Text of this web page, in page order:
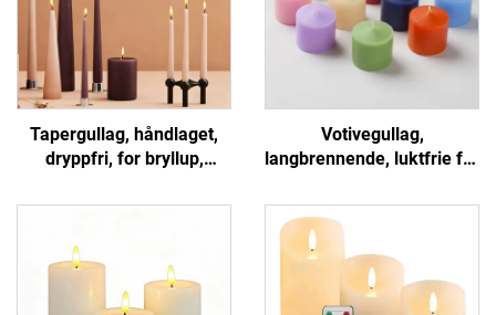
Tapergullag, håndlaget,
dryppfri, for bryllup,
hjemmedekor
Votivegullag,
langbrennende, luktfrie for
arrangement eller dekor